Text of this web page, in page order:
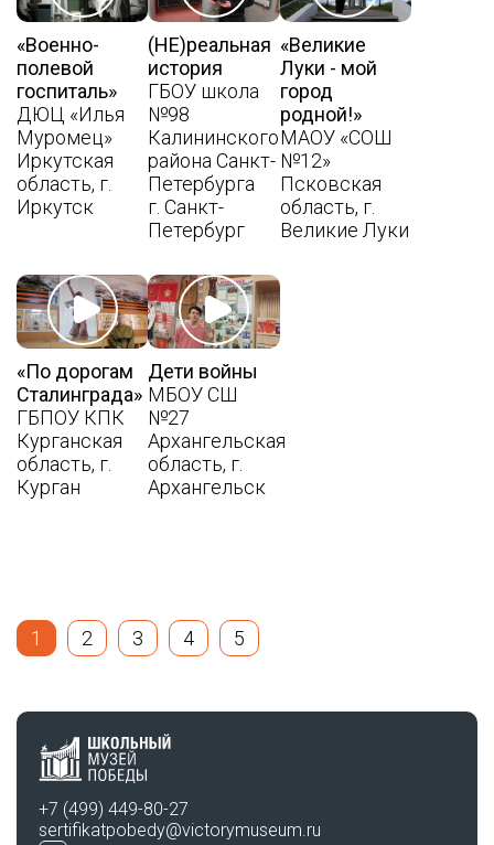
«Военно-
полевой
госпиталь»
ДЮЦ «Илья
Муромец»
Иркутская
область, г.
Иркутск
(НЕ)реальная
история
ГБОУ школа
№98
Калининского
района Санкт-
Петербурга
г. Санкт-
Петербург
«Великие
Луки - мой
город
родной!»
МАОУ «СОШ
№12»
Псковская
область, г.
Великие Луки
«По дорогам
Сталинграда»
ГБПОУ КПК
Курганская
область, г.
Курган
Дети войны
МБОУ СШ
№27
Архангельская
область, г.
Архангельск
1 2 3 4 5
+7 (499) 449-80-27
sertifikatpobedy@victorymuseum.ru